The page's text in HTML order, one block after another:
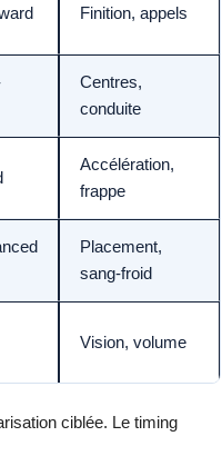
Finition, appels
Centres,
conduite
Accélération,
frappe
Placement,
sang-froid
Vision, volume
ciblée. Le timing